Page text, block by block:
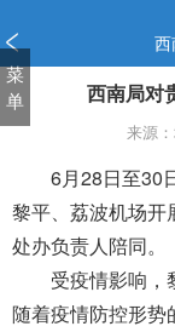
菜
单
西南局对
来源
6月28日至30
黎平、荔波机场开
处办负责人陪同。
受疫情影响，
随着疫情防控形势
窗
口
打
碍
说
明
面,